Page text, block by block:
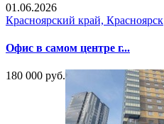
01.06.2026
Красноярский край, Красноярск
Офис в самом центре г...
180 000 руб.